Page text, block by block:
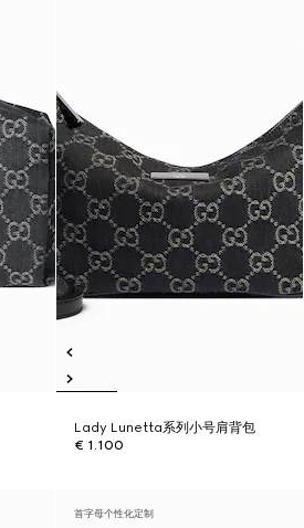
Lady Lunetta系列小号肩背包
€ 1.100
首字母个性化定制